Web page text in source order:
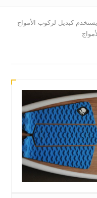
كبديل لركوب الأمواج